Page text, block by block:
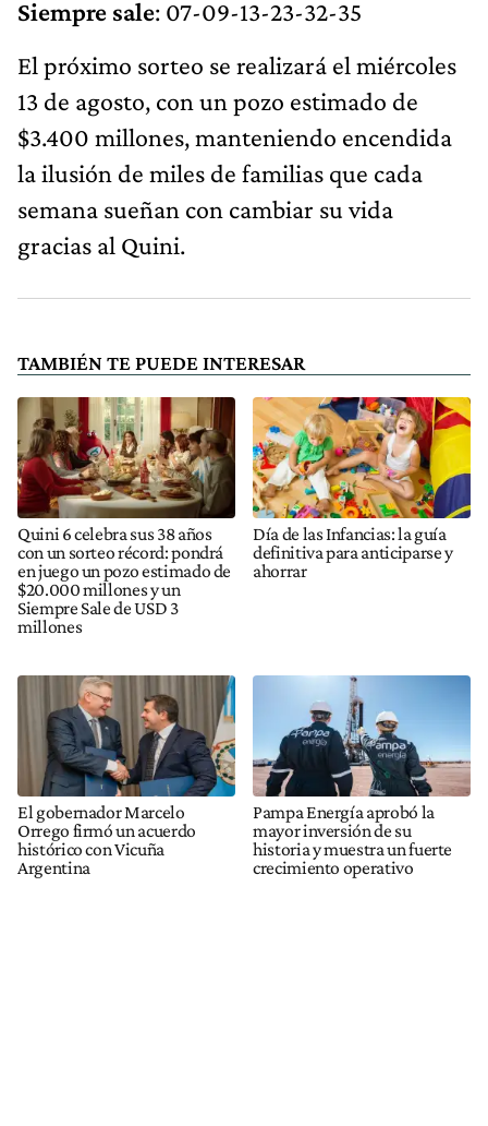
Siempre sale: 07-09-13-23-32-35
El próximo sorteo se realizará el miércoles
13 de agosto, con un pozo estimado de
$3.400 millones, manteniendo encendida
la ilusión de miles de familias que cada
semana sueñan con cambiar su vida
gracias al Quini.
TAMBIÉN TE PUEDE INTERESAR
Quini 6 celebra sus 38 años
con un sorteo récord: pondrá
en juego un pozo estimado de
$20.000 millones y un
Siempre Sale de USD 3
millones
Día de las Infancias: la guía
definitiva para anticiparse y
ahorrar
El gobernador Marcelo
Orrego firmó un acuerdo
histórico con Vicuña
Argentina
Pampa Energía aprobó la
mayor inversión de su
historia y muestra un fuerte
crecimiento operativo